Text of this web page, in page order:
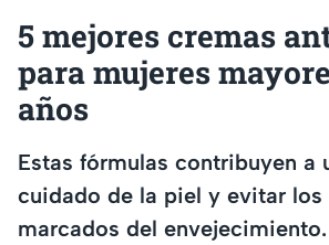
5 mejores cremas
para mujeres
años
Estas fórmulas contribuyen a
cuidado de la piel y evitar los
marcados del envejecimiento.